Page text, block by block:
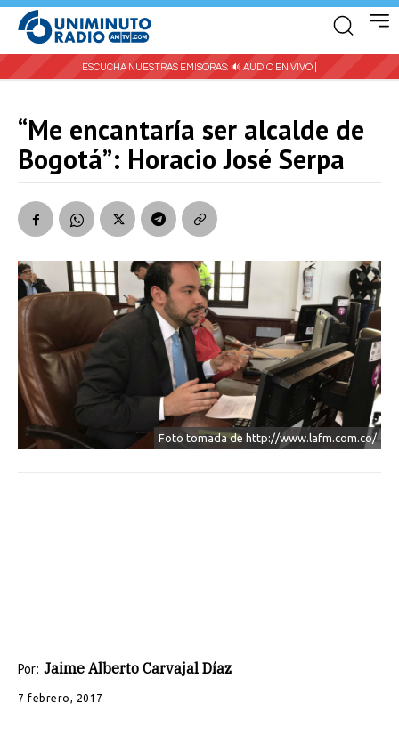
ESCUCHA NUESTRAS EMISORAS: 🔊 AUDIO EN VIVO |
“Me encantaría ser alcalde de
Bogotá”: Horacio José Serpa
Foto tomada de http://www.lafm.com.co/
Por: Jaime Alberto Carvajal Díaz
7 febrero, 2017